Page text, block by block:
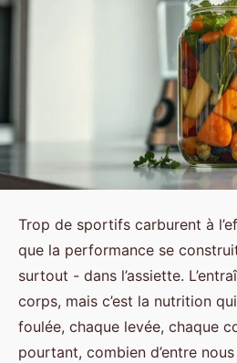
Trop de sportifs carburent à
que la performance se
surtout - dans l’assiette.
corps, mais c’est la nutrition
foulée, chaque levée, chaque
pourtant, combien d’entre